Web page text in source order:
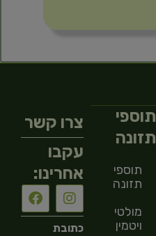
תוספי
תזונה
תוספי
תזונה
מולטי
ויטמין
צרו קשר
עקבו
אחרינו:
כתובת